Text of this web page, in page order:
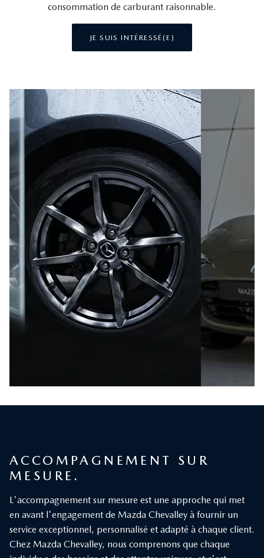
consommation de carburant raisonnable.
JE SUIS INTÉRESSÉ(E)
ACCOMPAGNEMENT SUR
MESURE.
L'accompagnement sur mesure est une approche qui met
en avant l'engagement de Mazda Chevalley à fournir un
service exceptionnel, personnalisé et adapté à chaque client.
Chez Mazda Chevalley, nous comprenons que chaque